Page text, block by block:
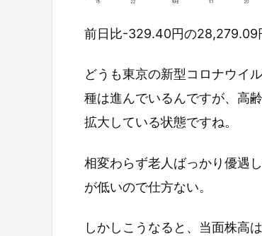
前日比-329.40円の28,279.09
どうも東京の新型コロナウイ
種は進んでいるんですが、高
拡大している状態ですね。
相変わらず老人ばっかり優遇
が低いので仕方ない。
しかしこうなると、当面株高